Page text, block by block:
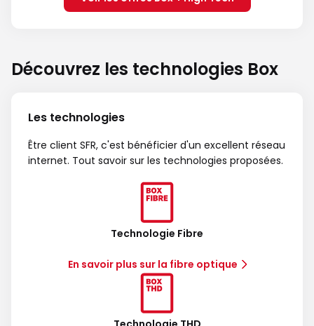
Découvrez les technologies Box
Les technologies
Être client SFR, c'est bénéficier d'un excellent réseau
internet. Tout savoir sur les technologies proposées.
Technologie Fibre
En savoir plus sur la fibre optique